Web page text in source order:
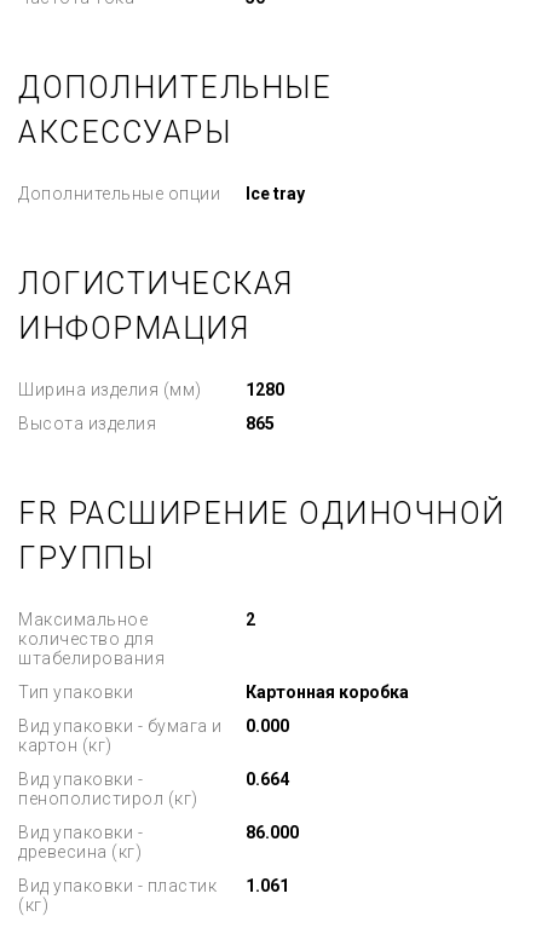
ДОПОЛНИТЕЛЬНЫЕ
АКСЕССУАРЫ
Дополнительные опции Ice tray
ЛОГИСТИЧЕСКАЯ
ИНФОРМАЦИЯ
Ширина изделия (мм)
1280
Высота изделия
865
FR РАСШИРЕНИЕ ОДИНОЧНОЙ
ГРУППЫ
Максимальное
количество для
штабелирования
2
Тип упаковки
Картонная коробка
Вид упаковки - бумага и
картон (кг)
0.000
Вид упаковки -
пенополистирол (кг)
0.664
Вид упаковки -
древесина (кг)
86.000
Вид упаковки - пластик
(кг)
1.061